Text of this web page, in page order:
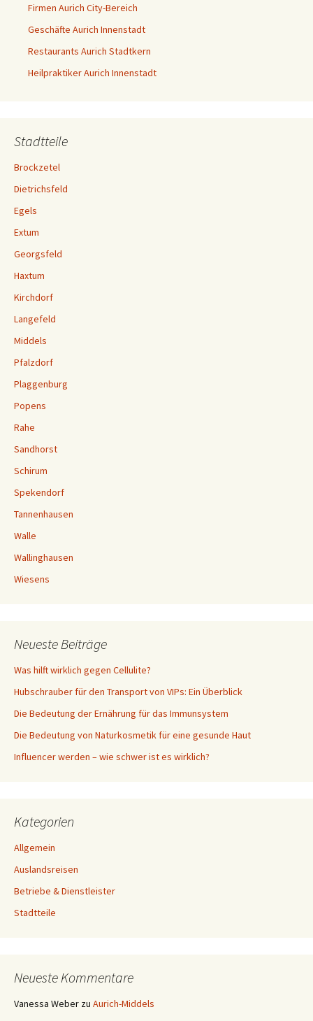
Firmen Aurich City-Bereich
Geschäfte Aurich Innenstadt
Restaurants Aurich Stadtkern
Heilpraktiker Aurich Innenstadt
Stadtteile
Brockzetel
Dietrichsfeld
Egels
Extum
Georgsfeld
Haxtum
Kirchdorf
Langefeld
Middels
Pfalzdorf
Plaggenburg
Popens
Rahe
Sandhorst
Schirum
Spekendorf
Tannenhausen
Walle
Wallinghausen
Wiesens
Neueste Beiträge
Was hilft wirklich gegen Cellulite?
Hubschrauber für den Transport von VIPs: Ein Überblick
Die Bedeutung der Ernährung für das Immunsystem
Die Bedeutung von Naturkosmetik für eine gesunde Haut
Influencer werden – wie schwer ist es wirklich?
Kategorien
Allgemein
Auslandsreisen
Betriebe & Dienstleister
Stadtteile
Neueste Kommentare
Vanessa Weber zu Aurich-Middels